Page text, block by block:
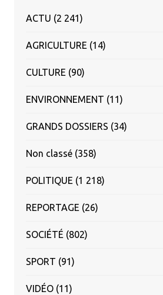
ACTU (2 241)
AGRICULTURE (14)
CULTURE (90)
ENVIRONNEMENT (11)
GRANDS DOSSIERS (34)
Non classé(358)
POLITIQUE (1 218)
REPORTAGE (26)
SOCIÉTÉ (802)
SPORT (91)
VIDÉO(11)